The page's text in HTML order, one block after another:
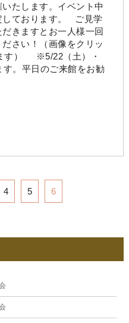
たします。イベント中
しております。 ご見学
きますとお一人様一回
さい！（画像をクリッ
す） ※5/22（土）・
。平日のご来館をお勧
4 5 6